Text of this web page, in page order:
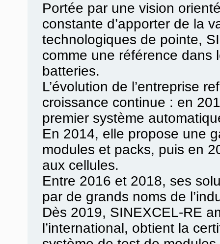
Portée par une vision
constante d’apporter de la
technologiques de pointe,
comme une référence dans
batteries.
L’évolution de l’entreprise
croissance continue : en
premier système
En 2014, elle propose une
modules et packs, puis en
aux cellules.
Entre 2016 et 2018, ses
par de grands noms de
Dès 2019, SINEXCEL-RE
l’international, obtient la